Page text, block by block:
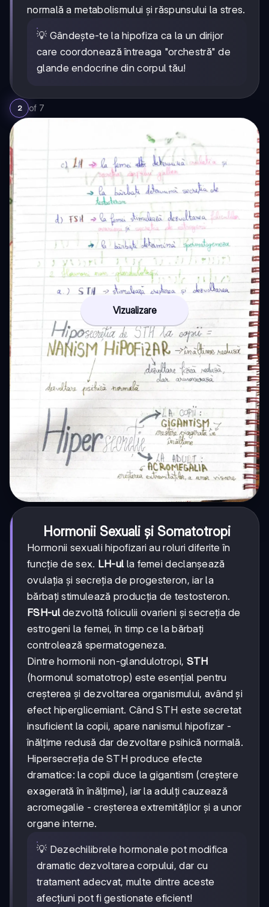
normală a metabolismului și răspunsului la stres.
💡 Gândește-te la hipofiza ca la un dirijor
care coordonează întreaga "orchestră" de
glande endocrine din corpul tău!
2 of 7
Vizualizare
Hormonii Sexuali și Somatotropi
Hormonii sexuali hipofizari au roluri diferite în
funcție de sex. LH-ul la femei declanșează
ovulația și secreția de progesteron, iar la
bărbați stimulează producția de testosteron.
FSH-uldezvoltă foliculii ovarieni și secreția de
estrogeni la femei, în timp ce la bărbați
controlează spermatogeneza.
Dintre hormonii non-glandulotropi, STH
(hormonul somatotrop) este esențial pentru
creșterea și dezvoltarea organismului, având și
efect hiperglicemiant. Când STH este secretat
insuficient la copii, apare nanismul hipofizar -
înălțime redusă dar dezvoltare psihică normală.
Hipersecreția de STH produce efecte
dramatice: la copii duce la gigantism (creștere
exagerată în înălțime), iar la adulți cauzează
acromegalie - creșterea extremităților și a unor
organe interne.
💡 Dezechilibrele hormonale pot modifica
dramatic dezvoltarea corpului, dar cu
tratament adecvat, multe dintre aceste
afecțiuni pot fi gestionate eficient!